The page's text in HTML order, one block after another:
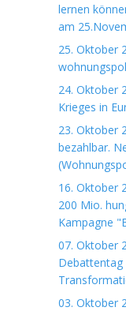
lernen
am
25. Oktober
24. Oktober
Krieges in
23. Oktober
bezahlbar.
16. Oktober
200 Mio.
Kampagne
07. Oktober
Debattentag
03. Oktober